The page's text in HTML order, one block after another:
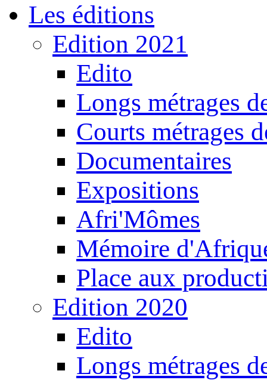
Les éditions
Edition 2021
Edito
Longs métrages
Courts métrages
Documentaires
Expositions
Afri'Mômes
Mémoire
Place aux
Edition 2020
Edito
Longs métrages